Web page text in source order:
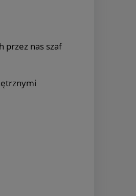
przez nas szaf